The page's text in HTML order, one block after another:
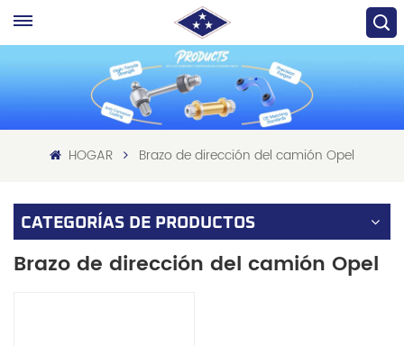
HOGAR Brazo de dirección del camión Opel
CATEGORÍAS DE PRODUCTOS
Brazo de dirección del camión Opel